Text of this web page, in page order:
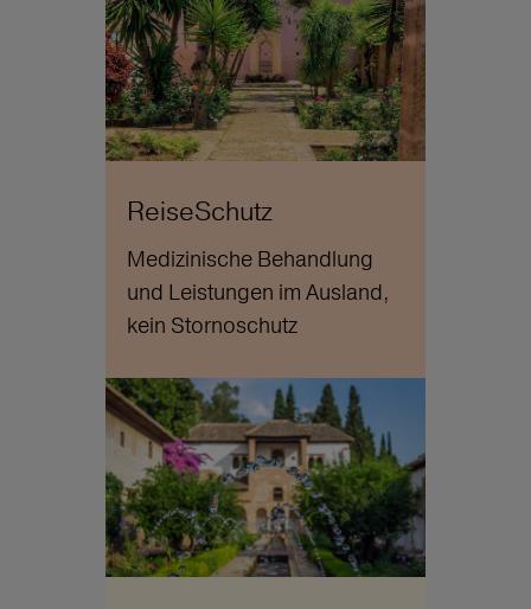
ReiseSchutz
Medizinische Behandlung
und Leistungen im Ausland,
kein Stornoschutz